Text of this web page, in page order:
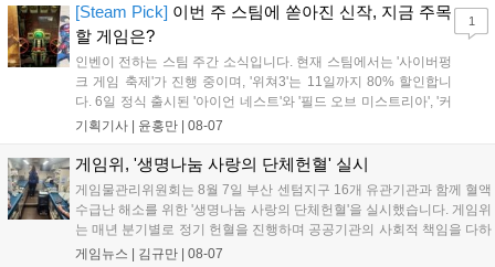
'마블 투혼: 파이팅 소울즈'와 레트로 수리 시뮬레이션 '리스토
리'도 스팀에 정식 출시되었습니다....
[Steam Pick] 이번 주 스팀에 쏟아진 신작, 지금 주목
할 게임은?
인벤이 전하는 스팀 주간 소식입니다. 현재 스팀에서는 '사이버펑
크 게임 축제'가 진행 중이며, '위쳐3'는 11일까지 80% 할인합니
다. 6일 정식 출시된 '아이언 네스트'와 '필드 오브 미스트리아', '커
세어 코브'가 호평받고 있습니다. 한편, 7일 출시된 '마블 투혼'은
다. 유비소프트의 '고스트리콘: 와일드랜드'는 7년 만의 대규모 업
기획기사 | 윤홍만 | 08-07
1
게임위, '생명나눔 사랑의 단체헌혈' 실시
게임물관리위원회는 8월 7일 부산 센텀지구 16개 유관기관과 함께 혈액
수급난 해소를 위한 '생명나눔 사랑의 단체헌혈'을 실시했습니다. 게임위
는 매년 분기별로 정기 헌혈을 진행하며 공공기관의 사회적 책임을 다하
고 있으며, 이번 행사에는 영화진흥위원회 등 14개 기관 임직원이 동참
게임뉴스 | 김규만 | 08-07